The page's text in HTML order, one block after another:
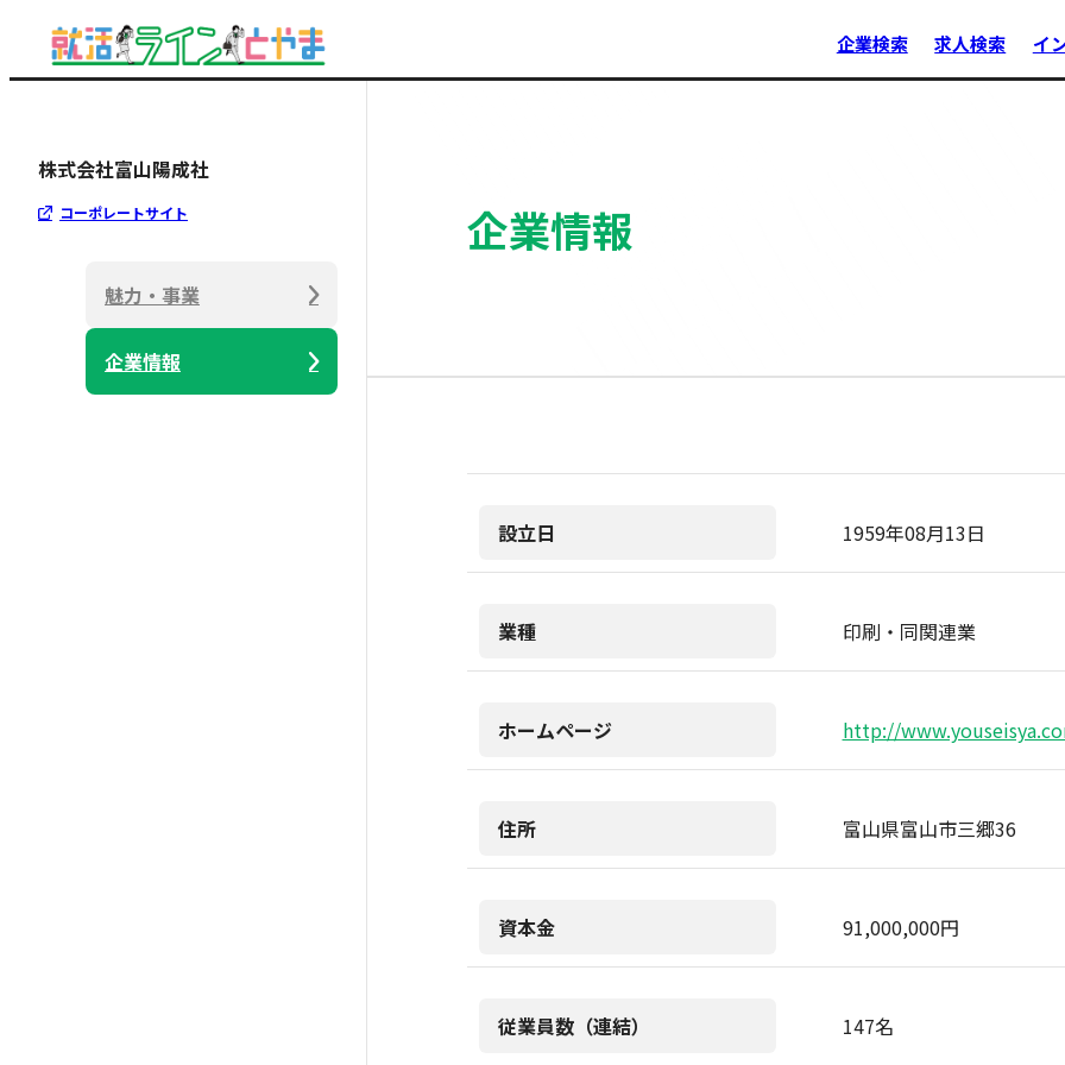
企業検索 求人検索 イ
株式会社富山陽成社
コーポレートサイト
魅力・事業
企業情報
企業情報
設立日 1959年08月13日
業種 印刷・同関連業
ホームページ http://
住所 富山県富山市三郷36
資本金 91,000,000円
従業員数（連結） 147名